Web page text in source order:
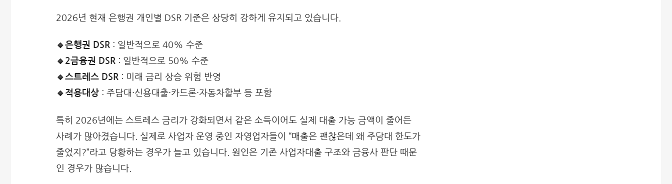
2026년 현재 은행권 개인별 DSR 기준은 상당히 강하게 유지되고 있습니다.
🔹은행권 DSR : 일반적으로 40% 수준
🔹2금융권 DSR : 일반적으로 50% 수준
🔹스트레스 DSR : 미래 금리 상승 위험 반영
🔹적용대상 : 주담대·신용대출·카드론·자동차할부 등 포함
특히 2026년에는 스트레스 금리가 강화되면서 같은 소득이어도 실제 대출 가능 금액이 줄어든
사례가 많아졌습니다. 실제로 사업자 운영 중인 자영업자들이 “매출은 괜찮은데 왜 주담대 한도가
줄었지?”라고 당황하는 경우가 늘고 있습니다. 원인은 기존 사업자대출 구조와 금융사 판단 때문
인 경우가 많습니다.